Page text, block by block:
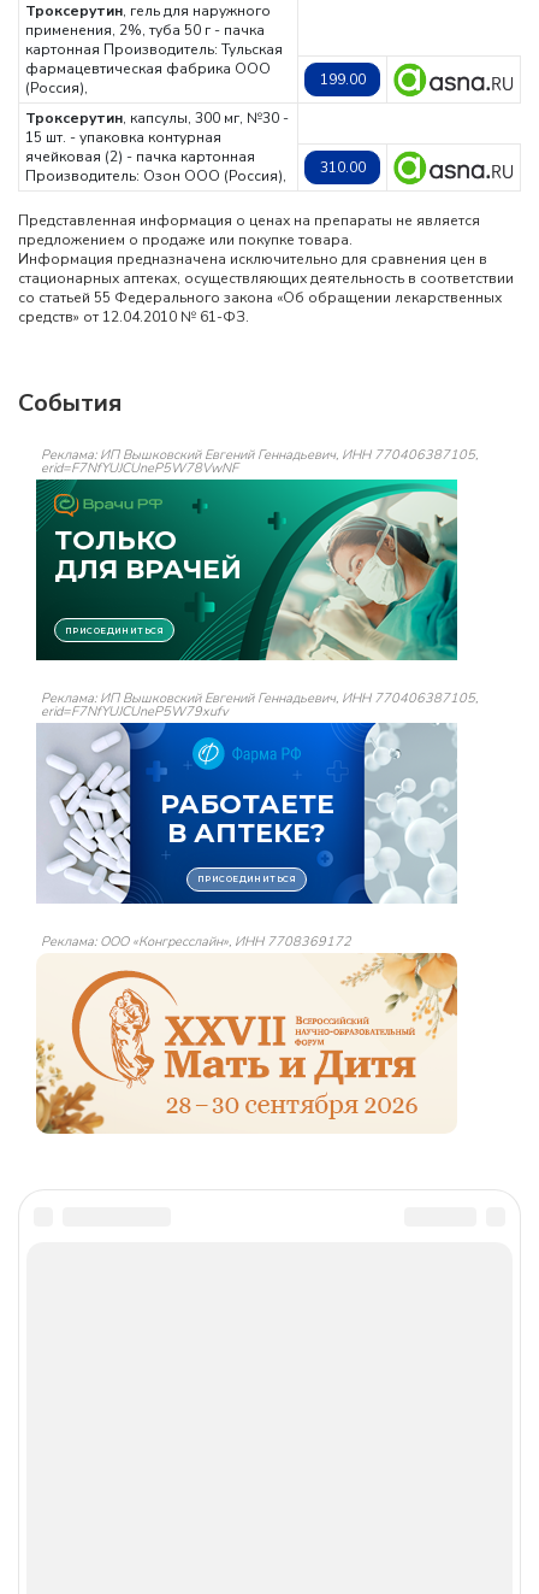
Троксерутин, гель для наружного
применения, 2%, туба 50 г - пачка
картонная Производитель: Тульская
фармацевтическая фабрика ООО
(Россия),
199.00
Троксерутин, капсулы, 300 мг, №30 -
15 шт. - упаковка контурная
ячейковая (2) - пачка картонная
Производитель: Озон ООО (Россия),
310.00
Представленная информация о ценах на препараты не является
предложением о продаже или покупке товара.
Информация предназначена исключительно для сравнения цен в
стационарных аптеках, осуществляющих деятельность в соответствии
со статьей 55 Федерального закона «Об обращении лекарственных
средств» от 12.04.2010 № 61-ФЗ.
События
Реклама: ИП Вышковский Евгений Геннадьевич, ИНН 770406387105,
erid=F7NfYUJCUneP5W78VwNF
Реклама: ИП Вышковский Евгений Геннадьевич, ИНН 770406387105,
erid=F7NfYUJCUneP5W79xufv
Реклама: ООО «Конгресслайн», ИНН 7708369172